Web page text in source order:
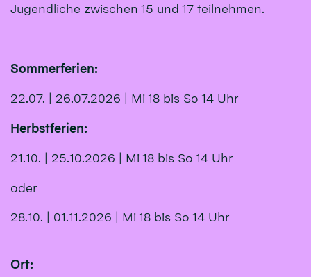
Jugendliche zwischen 15 und 17 teilnehmen.
Sommerferien:
22.07. | 26.07.2026 | Mi 18 bis So 14 Uhr
Herbstferien:
21.10. | 25.10.2026 | Mi 18 bis So 14 Uhr
oder
28.10. | 01.11.2026 | Mi 18 bis So 14 Uhr
Ort: